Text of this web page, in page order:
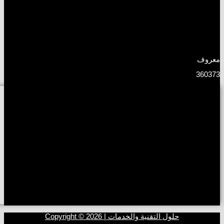
معروف
360373
حلول التقنية والخدمات | Copyright © 2026